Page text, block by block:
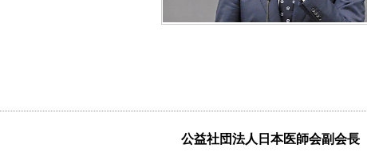
公益社団法人日本医師会副会